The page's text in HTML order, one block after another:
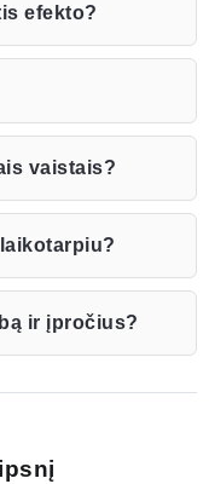
efekto?
vaistais?
ir įpročius?